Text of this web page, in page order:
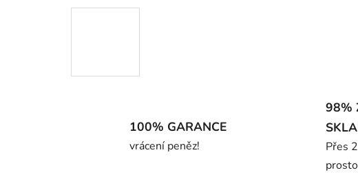
100% GARANCE
vrácení peněz!
98%
Přes